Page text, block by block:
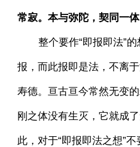
常寂。本与弥陀，契同一体
整个要作“即报即法”
报，而此报即是法，不离
寿德。亘古亘今常然无变
刚之体没有生灭，它就成
此，对于“即报即法之想”